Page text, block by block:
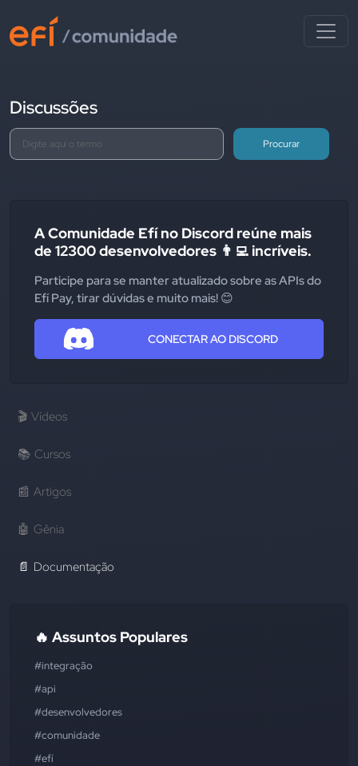
Discussões
Procurar
A Comunidade Efí no Discord reúne mais
de 12300 desenvolvedores 👨‍💻 incríveis.
Participe para se manter atualizado sobre as APIs do
Efí Pay, tirar dúvidas e muito mais! 😊
CONECTAR AO DISCORD
🎬 Vídeos
📚 Cursos
📰 Artigos
🤖 Gênia
📄 Documentação
🔥 Assuntos Populares
#integração
#api
#desenvolvedores
#comunidade
#efí